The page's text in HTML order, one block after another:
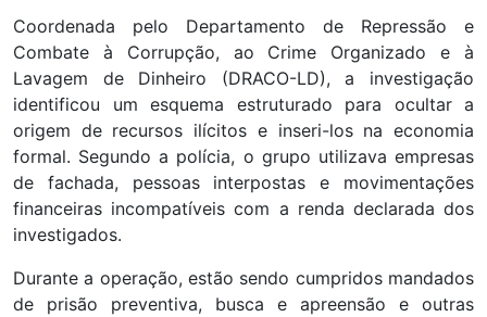
Coordenada pelo Departamento de Repressão e
Combate à Corrupção, ao Crime Organizado e à
Lavagem de Dinheiro (DRACO-LD), a investigação
identificou um esquema estruturado para ocultar a
origem de recursos ilícitos e inseri-los na economia
formal. Segundo a polícia, o grupo utilizava empresas
de fachada, pessoas interpostas e movimentações
financeiras incompatíveis com a renda declarada dos
investigados.
Durante a operação, estão sendo cumpridos mandados
de prisão preventiva, busca e apreensão e outras